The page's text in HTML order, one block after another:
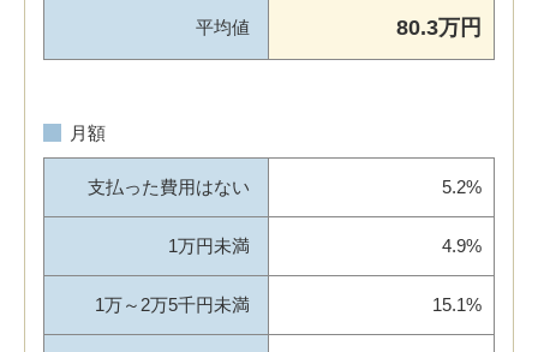
平均値 80.3万円
月額
支払った費用はない 5.2%
1万円未満 4.9%
1万～2万5千円未満 15.1%